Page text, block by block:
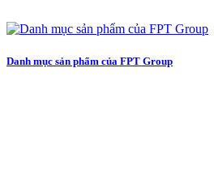
Danh mục sản phẩm của FPT Group